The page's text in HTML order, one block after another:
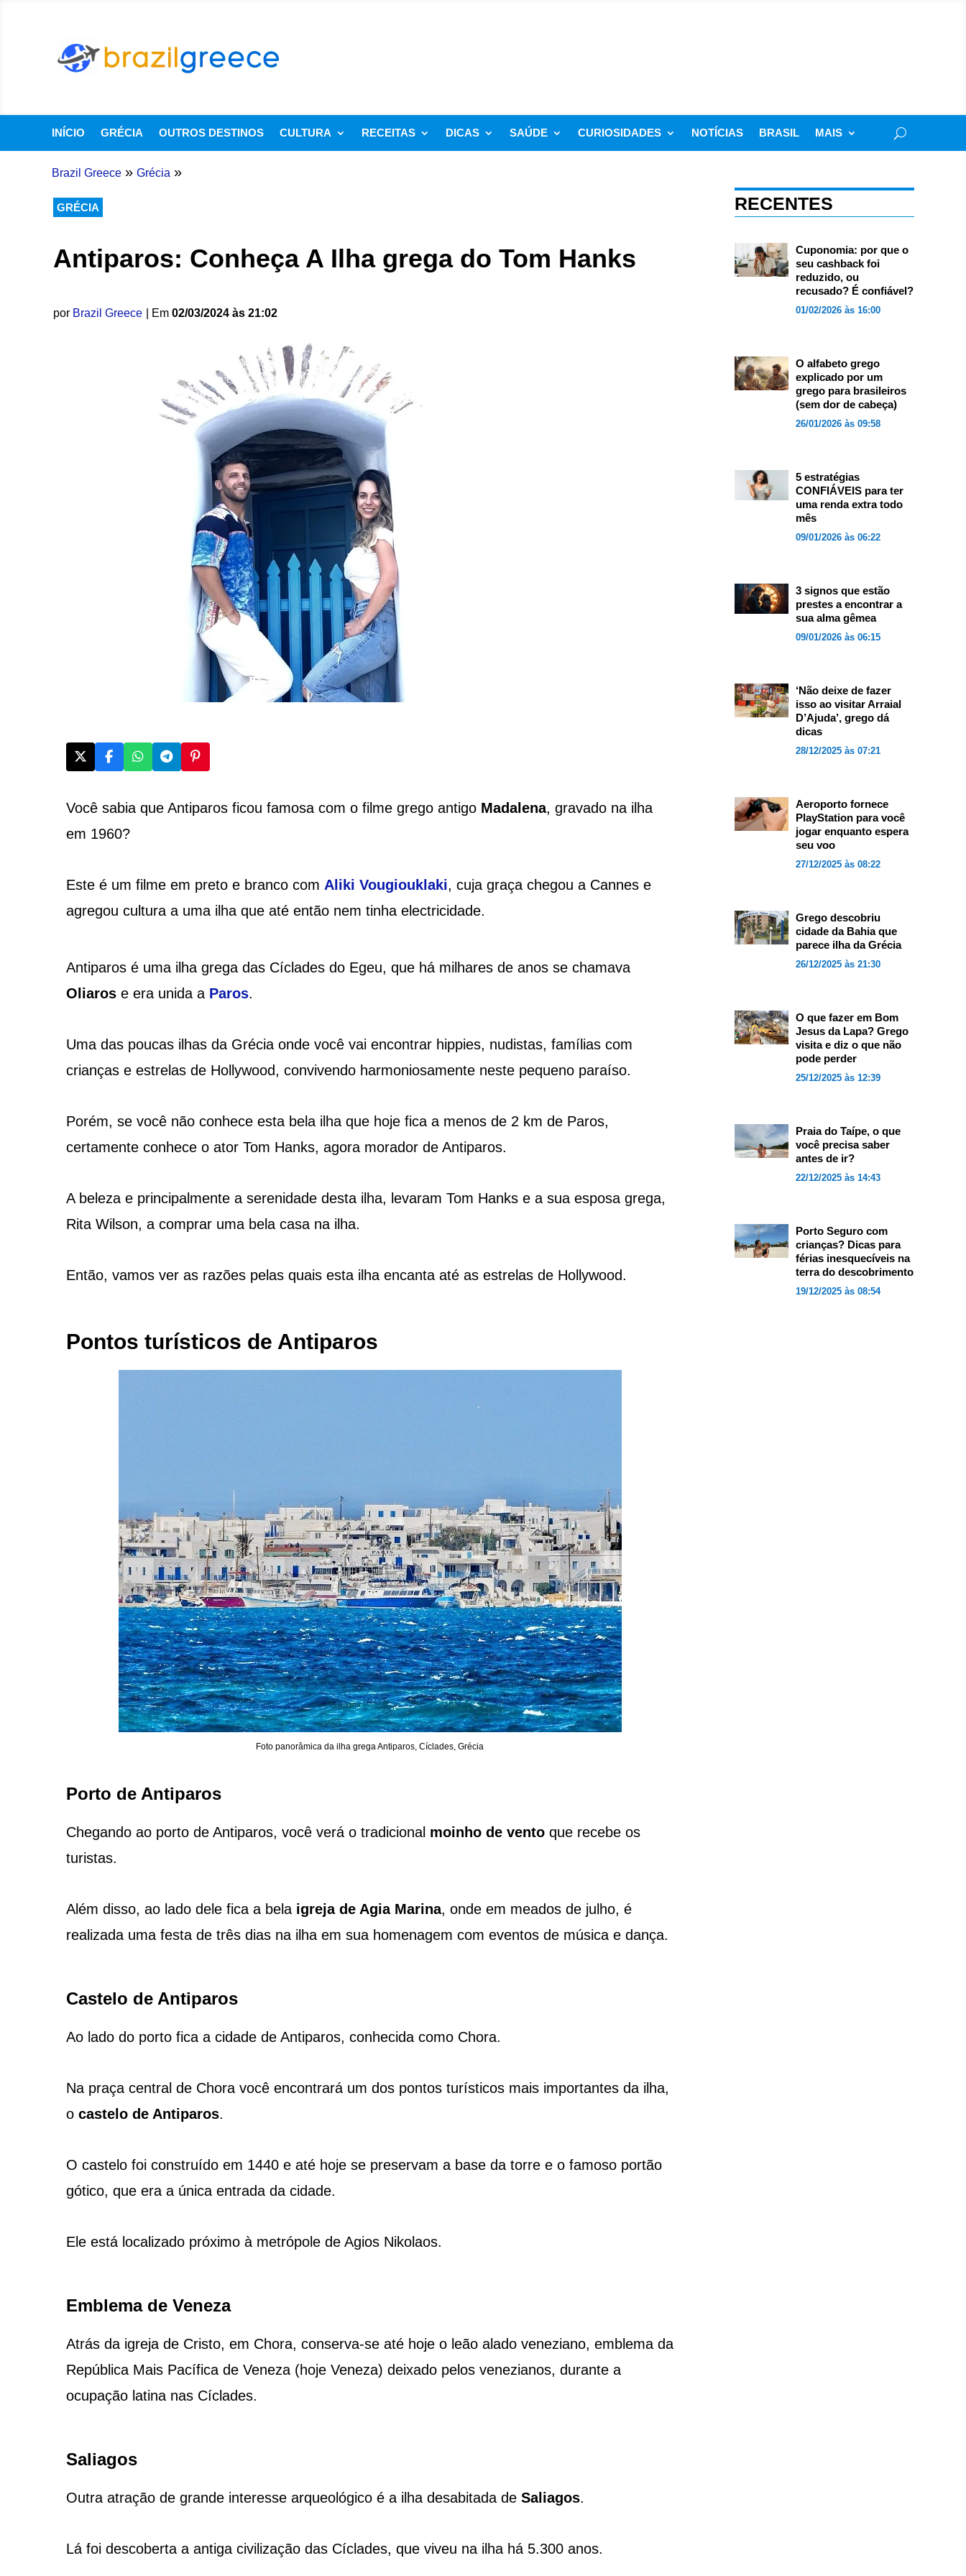
INÍCIO GRÉCIA OUTROS DESTINOS CULTURA RECEITAS DICAS SAÚDE CURIOSIDADES NOTÍCIAS BRASIL MAIS
Brazil Greece » Grécia »
GRÉCIA
Antiparos: Conheça A Ilha grega do Tom Hanks
por Brazil Greece | Em 02/03/2024 às 21:02
Você sabia que Antiparos ficou famosa com o filme grego antigo Madalena, gravado na ilha
em 1960?
Este é um filme em preto e branco com Aliki Vougiouklaki, cuja graça chegou a Cannes e
agregou cultura a uma ilha que até então nem tinha electricidade.
Antiparos é uma ilha grega das Cíclades do Egeu, que há milhares de anos se chamava
Oliarose era unida a Paros.
Uma das poucas ilhas da Grécia onde você vai encontrar hippies, nudistas, famílias com
crianças e estrelas de Hollywood, convivendo harmoniosamente neste pequeno paraíso.
Porém, se você não conhece esta bela ilha que hoje fica a menos de 2 km de Paros,
certamente conhece o ator Tom Hanks, agora morador de Antiparos.
A beleza e principalmente a serenidade desta ilha, levaram Tom Hanks e a sua esposa grega,
Rita Wilson, a comprar uma bela casa na ilha.
Então, vamos ver as razões pelas quais esta ilha encanta até as estrelas de Hollywood.
Pontos turísticos de Antiparos
Foto panorâmica da ilha grega Antiparos, Cíclades, Grécia
Porto de Antiparos
Chegando ao porto de Antiparos, você verá o tradicional moinho de ventoque recebe os
turistas.
Além disso, ao lado dele fica a bela igreja de Agia Marina, onde em meados de julho, é
realizada uma festa de três dias na ilha em sua homenagem com eventos de música e dança.
Castelo de Antiparos
Ao lado do porto fica a cidade de Antiparos, conhecida como Chora.
Na praça central de Chora você encontrará um dos pontos turísticos mais importantes da ilha,
o castelo de Antiparos.
O castelo foi construído em 1440 e até hoje se preservam a base da torre e o famoso portão
gótico, que era a única entrada da cidade.
Ele está localizado próximo à metrópole de Agios Nikolaos.
Emblema de Veneza
Atrás da igreja de Cristo, em Chora, conserva-se até hoje o leão alado veneziano, emblema da
República Mais Pacífica de Veneza (hoje Veneza) deixado pelos venezianos, durante a
ocupação latina nas Cíclades.
Saliagos
Outra atração de grande interesse arqueológico é a ilha desabitada de Saliagos.
Lá foi descoberta a antiga civilização das Cíclades, que viveu na ilha há 5.300 anos.
RECENTES
Cuponomia: por que o
seu cashback foi
reduzido, ou
recusado? É confiável?
01/02/2026 às 16:00
O alfabeto grego
explicado por um
grego para brasileiros
(sem dor de cabeça)
26/01/2026 às 09:58
5 estratégias
CONFIÁVEIS para ter
uma renda extra todo
mês
09/01/2026 às 06:22
3 signos que estão
prestes a encontrar a
sua alma gêmea
09/01/2026 às 06:15
‘Não deixe de fazer
isso ao visitar Arraial
D’Ajuda’, grego dá
dicas
28/12/2025 às 07:21
Aeroporto fornece
PlayStation para você
jogar enquanto espera
seu voo
27/12/2025 às 08:22
Grego descobriu
cidade da Bahia que
parece ilha da Grécia
26/12/2025 às 21:30
O que fazer em Bom
Jesus da Lapa? Grego
visita e diz o que não
pode perder
25/12/2025 às 12:39
Praia do Taípe, o que
você precisa saber
antes de ir?
22/12/2025 às 14:43
Porto Seguro com
crianças? Dicas para
férias inesquecíveis na
terra do descobrimento
19/12/2025 às 08:54